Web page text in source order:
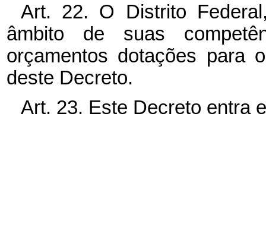
Art. 22. O Distrito
âmbito de suas
orçamentos dotações
deste Decreto.
Art. 23. Este Decreto entra